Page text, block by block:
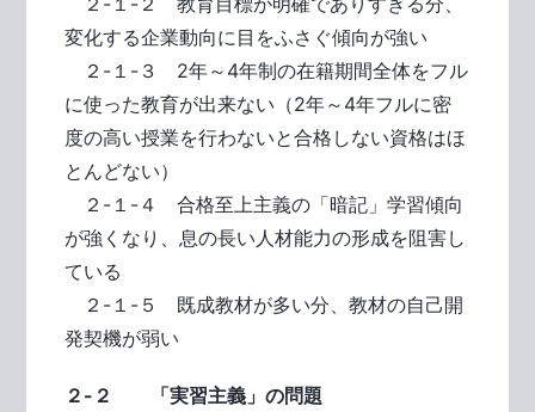
変化する企業動向に目をふさぐ傾向が強い
２-１-３ 2年～4年制の在籍期間全体をフル
に使った教育が出来ない（2年～4年フルに密
度の高い授業を行わないと合格しない資格はほ
とんどない）
２-１-４ 合格至上主義の「暗記」学習傾向
が強くなり、息の長い人材能力の形成を阻害し
ている
２-１-５ 既成教材が多い分、教材の自己開
発契機が弱い
２-２ 「実習主義」の問題